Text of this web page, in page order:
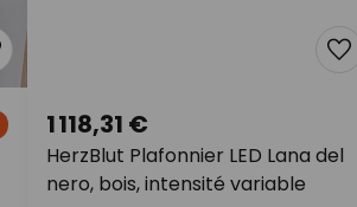
HerzBlut Plafonnier LED Lana del
nero, bois, intensité variable
1 118,31 €